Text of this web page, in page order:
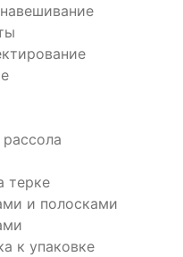
терке
и полосками
к упаковке